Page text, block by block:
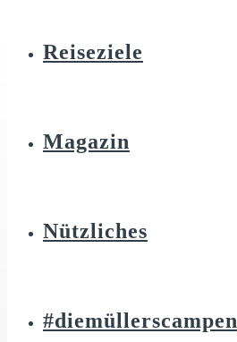
Reiseziele
Magazin
Nützliches
#diemüllerscampen